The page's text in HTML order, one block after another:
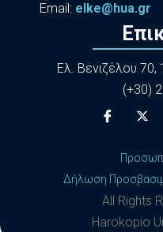
Εmail: elke@hua.gr
Ελ. Βενιζέλου 70,
(+30)
Δήλωση
All Rights
Harokopio